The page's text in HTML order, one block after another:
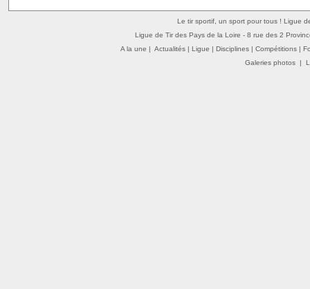
Le tir sportif, un sport pour tous ! Ligue
Ligue de Tir des Pays de la Loire - 8 rue des 2
A la une | Actualités | Ligue | Disciplines | Compétitions |
Galeries photos|